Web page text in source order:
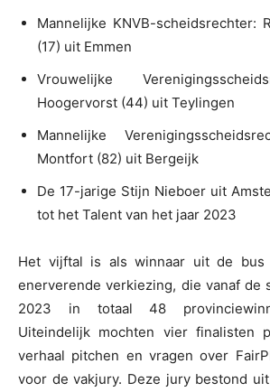
Mannelijke KNVB-scheidsrechter:
(17) uit Emmen
Vrouwelijke
Hoogervorst (44) uit Teylingen
Mannelijke
Montfort (82) uit Bergeijk
De 17-jarige Stijn Nieboer uit
tot het Talent van het jaar 2023
Het vijftal is als winnaar uit de bus
enerverende verkiezing, die vanaf de
2023 in totaal 48
Uiteindelijk mochten vier finalisten
verhaal pitchen en vragen over
voor de vakjury. Deze jury bestond